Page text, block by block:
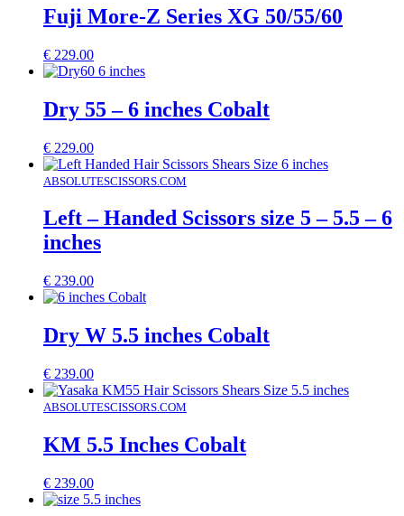
Fuji More-Z Series XG 50/55/60
€ 229.00
Dry 55 – 6 inches Cobalt
€ 229.00
ABSOLUTESCISSORS.COM
Left – Handed Scissors size 5 – 5.5 – 6
inches
€ 239.00
Dry W 5.5 inches Cobalt
€ 239.00
ABSOLUTESCISSORS.COM
KM 5.5 Inches Cobalt
€ 239.00